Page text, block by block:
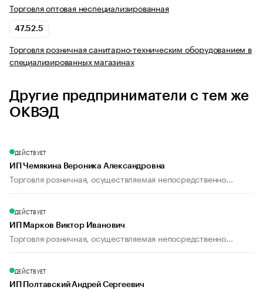
Торговля оптовая неспециализированная
47.52.5
Торговля розничная санитарно-техническим оборудованием в
специализированных магазинах
Другие предприниматели с тем же
ОКВЭД
ДЕЙСТВУЕТ
ИП Чемякина Вероника Александровна
Торговля розничная, осуществляемая непосредственно...
ДЕЙСТВУЕТ
ИП Марков Виктор Иванович
Торговля розничная, осуществляемая непосредственно...
ДЕЙСТВУЕТ
ИП Полтавский Андрей Сергеевич